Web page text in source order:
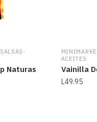
Naturas
ACEITES
Vainilla
L49.95